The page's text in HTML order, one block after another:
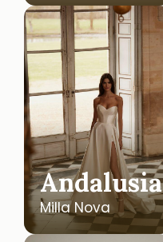
Andalusia
Milla Nova